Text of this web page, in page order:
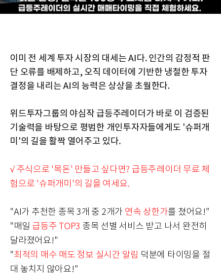
이미 전 세계 투자 시장의 대세는 AI다. 인간의 감정적 판
단 오류를 배제하고, 오직 데이터에 기반한 냉철한 투자
결정을 내리는 AI의 능력은 상상을 초월한다.
위드투자그룹의 야심작 급등주레이더가 바로 이 검증된
기술력을 바탕으로 평범한 개인투자자들에게도 '슈퍼개
미'의 길을 활짝 열어주고 있다.
√ 주식으로 '목돈' 만들고 싶다면? 급등주레이더 무료 체
험으로 '슈퍼개미'의 길을 여세요.
"AI가 추천한 종목 3개 중 2개가 연속 상한가를 쳤어요!"
"매일 급등주 TOP3 종목 선별 서비스 받고 나서 완전히
달라졌어요!"
"최적의 매수 매도 정보 실시간 알림 덕분에 타이밍을 절
대 놓치지 않아요!"